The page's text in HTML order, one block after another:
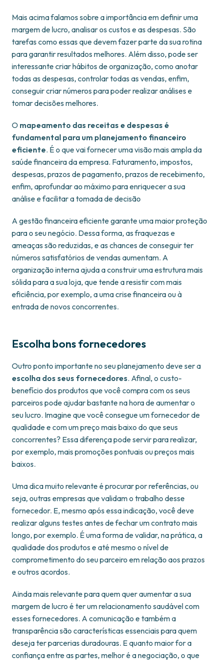
Mais acima falamos sobre a importância em definir uma
margem de lucro, analisar os custos e as despesas. São
tarefas como essas que devem fazer parte da sua rotina
para garantir resultados melhores. Além disso, pode ser
interessante criar hábitos de organização, como anotar
todas as despesas, controlar todas as vendas, enfim,
conseguir criar números para poder realizar análises e
tomar decisões melhores.
O mapeamento das receitas e despesas é
fundamental para um planejamento financeiro
eficiente. É o que vai fornecer uma visão mais ampla da
saúde financeira da empresa. Faturamento, impostos,
despesas, prazos de pagamento, prazos de recebimento,
enfim, aprofundar ao máximo para enriquecer a sua
análise e facilitar a tomada de decisão
A gestão financeira eficiente garante uma maior proteção
para o seu negócio. Dessa forma, as fraquezas e
ameaças são reduzidas, e as chances de conseguir ter
números satisfatórios de vendas aumentam. A
organização interna ajuda a construir uma estrutura mais
sólida para a sua loja, que tende a resistir com mais
eficiência, por exemplo, a uma crise financeira ou à
entrada de novos concorrentes.
Escolha bons fornecedores
Outro ponto importante no seu planejamento deve ser a
escolha dos seus fornecedores. Afinal, o custo-
benefício dos produtos que você compra com os seus
parceiros pode ajudar bastante na hora de aumentar o
seu lucro. Imagine que você consegue um fornecedor de
qualidade e com um preço mais baixo do que seus
concorrentes? Essa diferença pode servir para realizar,
por exemplo, mais promoções pontuais ou preços mais
baixos.
Uma dica muito relevante é procurar por referências, ou
seja, outras empresas que validam o trabalho desse
fornecedor. E, mesmo após essa indicação, você deve
realizar alguns testes antes de fechar um contrato mais
longo, por exemplo. É uma forma de validar, na prática, a
qualidade dos produtos e até mesmo o nível de
comprometimento do seu parceiro em relação aos prazos
e outros acordos.
Ainda mais relevante para quem quer aumentar a sua
margem de lucro é ter um relacionamento saudável com
esses fornecedores. A comunicação e também a
transparência são características essenciais para quem
deseja ter parcerias duradouras. E quanto maior for a
confiança entre as partes, melhor é a negociação, o que